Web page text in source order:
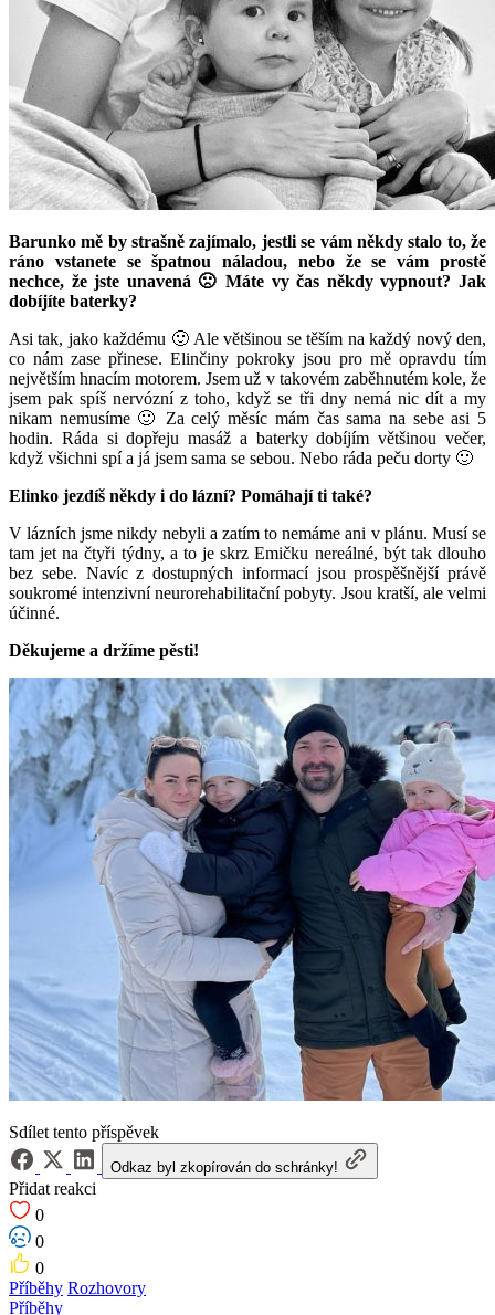
Barunko mě by strašně zajímalo, jestli se vám někdy stalo to, že
ráno vstanete se špatnou náladou, nebo že se vám prostě
nechce, že jste unavená 🙁 Máte vy čas někdy vypnout? Jak
dobíjíte baterky?
Asi tak, jako každému 🙂 Ale většinou se těším na každý nový den,
co nám zase přinese. Elinčiny pokroky jsou pro mě opravdu tím
největším hnacím motorem. Jsem už v takovém zaběhnutém kole, že
jsem pak spíš nervózní z toho, když se tři dny nemá nic dít a my
nikam nemusíme 🙂 Za celý měsíc mám čas sama na sebe asi 5
hodin. Ráda si dopřeju masáž a baterky dobíjím většinou večer,
když všichni spí a já jsem sama se sebou. Nebo ráda peču dorty 🙂
Elinko jezdíš někdy i do lázní? Pomáhají ti také?
V lázních jsme nikdy nebyli a zatím to nemáme ani v plánu. Musí se
tam jet na čtyři týdny, a to je skrz Emičku nereálné, být tak dlouho
bez sebe. Navíc z dostupných informací jsou prospěšnější právě
soukromé intenzivní neurorehabilitační pobyty. Jsou kratší, ale velmi
účinné.
Děkujeme a držíme pěsti!
Sdílet tento příspěvek
Odkaz byl zkopírován do schránky!
Přidat reakci
0
0
0
Příběhy Rozhovory
Příběhy